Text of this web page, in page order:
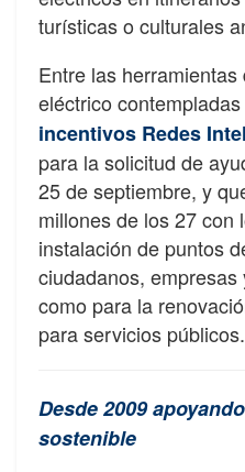
turísticas o culturales
Entre las
eléctrico
incentivos Redes
para la solicitud de
25 de septiembre, y
millones de los 27 con
instalación de puntos
ciudadanos,
como para la
para servicios públicos.
Desde 2009
sostenible